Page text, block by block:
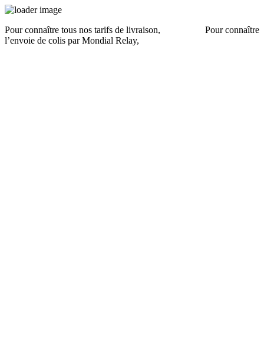
Pour connaître tous nos tarifs de livraison,
Pour connaître
l’envoie de colis par Mondial Relay,